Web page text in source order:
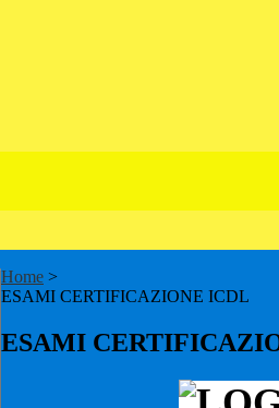
Home >
ESAMI CERTIFICAZIONE ICDL
ESAMI